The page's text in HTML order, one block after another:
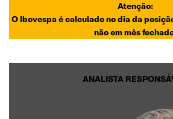
Atenção:
O Ibovespa é calculado no dia da
não em mês
ANALISTA